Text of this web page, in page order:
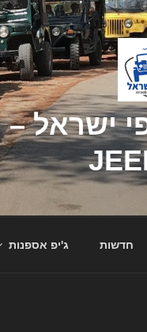
חדשות ג'יפ אספנות